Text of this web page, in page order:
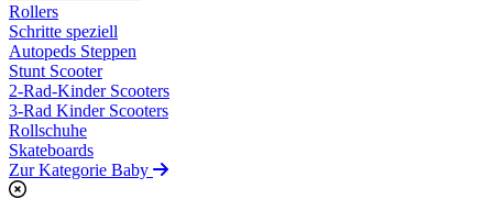
Rollers
Schritte speziell
Autopeds Steppen
Stunt Scooter
2-Rad-Kinder Scooters
3-Rad Kinder Scooters
Rollschuhe
Skateboards
Zur Kategorie Baby